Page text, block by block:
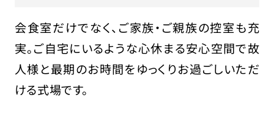
会食室だけでなく、ご家族・ご親族の控室も充
実。ご自宅にいるような心休まる安心空間で故
人様と最期のお時間をゆっくりお過ごしいただ
ける式場です。